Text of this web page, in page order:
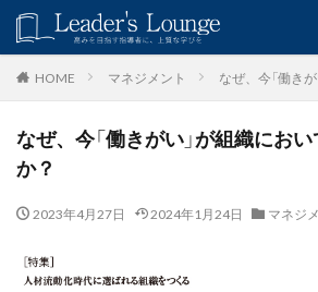
HOME マネジメント なぜ、今「働き
なぜ、今「働きがい」が組織にお
か？
2023年4月27日 2024年1月24日 マネジ
キーワード
青木仁志 モチベーションアップ 後継者育成